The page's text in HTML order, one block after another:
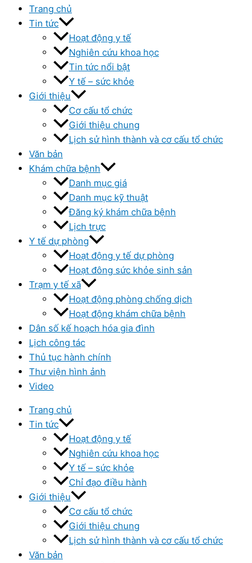
Trang chủ
Tin tức
Hoạt động y tế
Nghiên cứu khoa học
Tin tức nổi bật
Y tế – sức khỏe
Giới thiệu
Cơ cấu tổ chức
Giới thiệu chung
Lịch sử hình thành và cơ cấu tổ chức
Văn bản
Khám chữa bệnh
Danh mục giá
Danh mục kỹ thuật
Đăng ký khám chữa bệnh
Lịch trực
Y tế dự phòng
Hoạt động y tế dự phòng
Hoạt đông sức khỏe sinh sản
Trạm y tế xã
Hoạt động phòng chống dịch
Hoạt động khám chữa bệnh
Dân số kế hoạch hóa gia đình
Lịch công tác
Thủ tục hành chính
Thư viện hình ảnh
Video
Trang chủ
Tin tức
Hoạt động y tế
Nghiên cứu khoa học
Y tế – sức khỏe
Chỉ đạo điều hành
Giới thiệu
Cơ cấu tổ chức
Giới thiệu chung
Lịch sử hình thành và cơ cấu tổ chức
Văn bản